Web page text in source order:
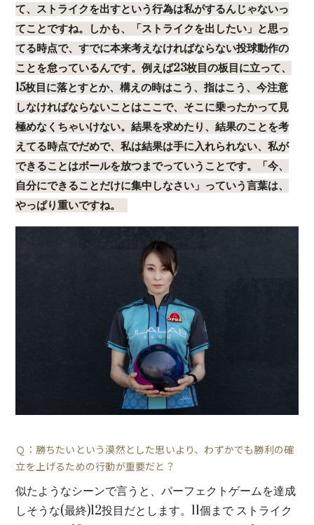
て、ストライクを出すという行為は私がするんじゃないっ
てことですね。しかも、「ストライクを出したい」と思っ
てる時点で、すでに本来考えなければならない投球動作の
ことを怠っているんです。例えば23枚目の板目に立って、
15枚目に落とすとか、構えの時はこう、指はこう、今注意
しなければならないことはここで、そこに乗ったかって見
極めなくちゃいけない。結果を求めたり、結果のことを考
えてる時点でだめで、私は結果は手に入れられない、私が
できることはボールを放つまでっていうことです。「今、
自分にできることだけに集中しなさい」っていう言葉は、
やっぱり重いですね。
Ｑ：勝ちたいという漠然とした思いより、わずかでも勝利の確
立を上げるための行動が重要だと？
似たようなシーンで言うと、パーフェクトゲームを達成
しそうな(最終)12投目だとします。11個まで ストライク